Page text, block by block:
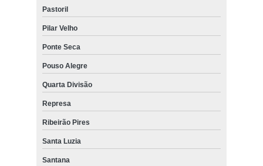
Pastoril
Pilar Velho
Ponte Seca
Pouso Alegre
Quarta Divisão
Represa
Ribeirão Pires
Santa Luzia
Santana